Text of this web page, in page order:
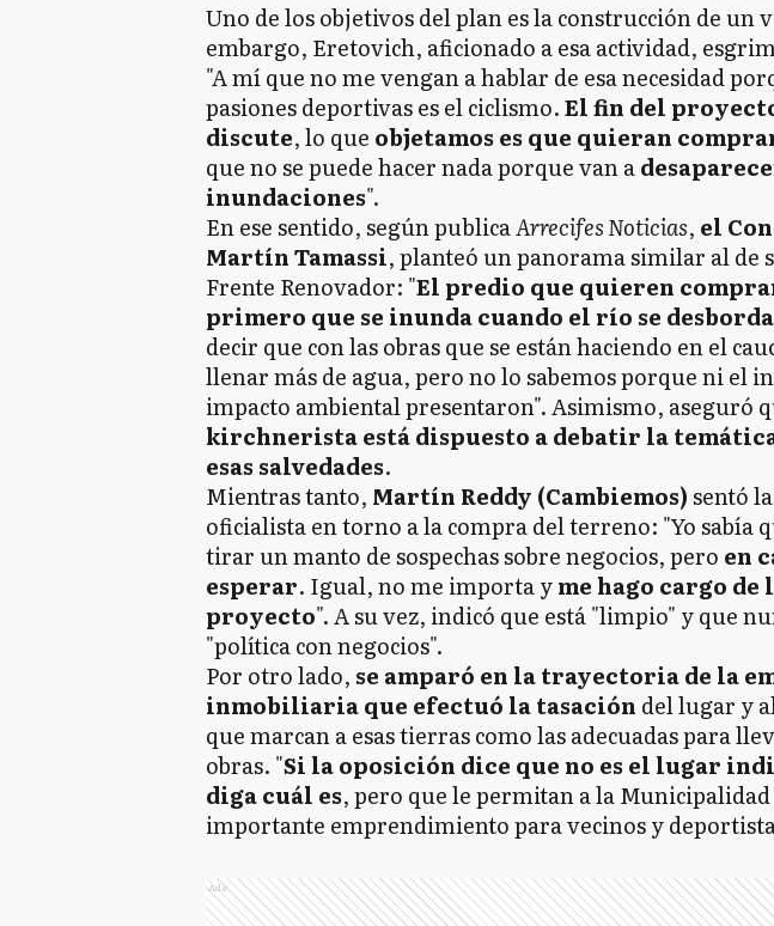
Uno de los objetivos del plan es la construcción de un
embargo, Eretovich, aficionado a esa actividad,
"A mí que no me vengan a hablar de esa necesidad
pasiones deportivas es el ciclismo.El fin del
discute, lo que objetamos es que quieran
que no se puede hacer nada porque van a
inundaciones".
En ese sentido, según publicaArrecifes Noticias, el
Martín Tamassi, planteó un panorama similar al de
Frente Renovador: "El predio que quieren
primero que se inunda cuando el río se desborda
decir que con las obras que se están haciendo en el
llenar más de agua, pero no lo sabemos porque ni el
impacto ambiental presentaron". Asimismo, aseguró
kirchnerista está dispuesto a debatir la
esas salvedades.
Mientras tanto, Martín Reddy (Cambiemos)sentó
oficialista en torno a la compra del terreno: "Yo sabía
tirar un manto de sospechas sobre negocios, pero en
esperar. Igual, no me importa yme hago cargo de
proyecto". A su vez, indicó que está "limpio" y que
"política con negocios".
Por otro lado, se amparó en la trayectoria de la
inmobiliaria que efectuó la tasación del lugar y
que marcan a esas tierras como las adecuadas para
obras. "Si la oposición dice que no es el lugar
diga cuál es, pero que le permitan a la Municipalidad
importante emprendimiento para vecinos y
Ads